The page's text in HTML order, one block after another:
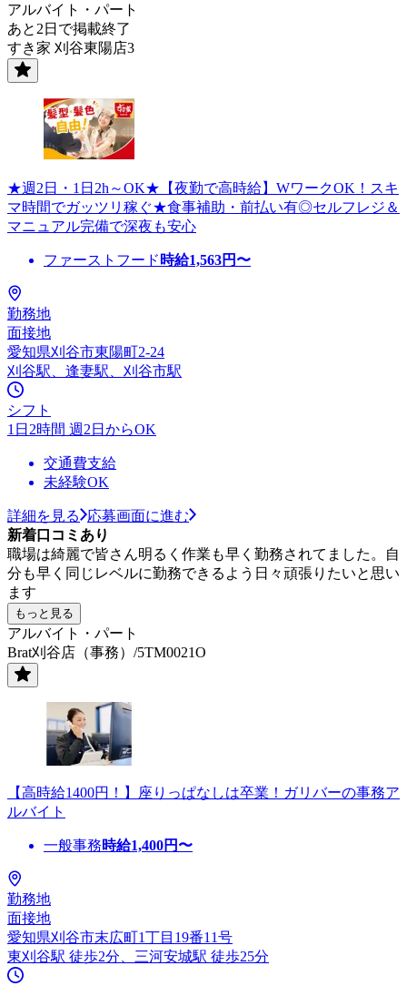
アルバイト・パート
あと2日で掲載終了
すき家 刈谷東陽店3
★週2日・1日2h～OK★【夜勤で高時給】WワークOK！スキ
マ時間でガッツリ稼ぐ★食事補助・前払い有◎セルフレジ＆
マニュアル完備で深夜も安心
ファーストフード 時給1,563円〜
勤務地
面接地
愛知県刈谷市東陽町2-24
刈谷駅、逢妻駅、刈谷市駅
シフト
1日2時間 週2日からOK
交通費支給
未経験OK
詳細を見る
応募画面に進む
新着口コミあり
職場は綺麗で皆さん明るく作業も早く勤務されてました。自
分も早く同じレベルに勤務できるよう日々頑張りたいと思い
ます
もっと見る
アルバイト・パート
Brat刈谷店（事務）/5TM0021O
【高時給1400円！】座りっぱなしは卒業！ガリバーの事務ア
ルバイト
一般事務時給1,400円〜
勤務地
面接地
愛知県刈谷市末広町1丁目19番11号
東刈谷駅 徒歩2分、三河安城駅 徒歩25分